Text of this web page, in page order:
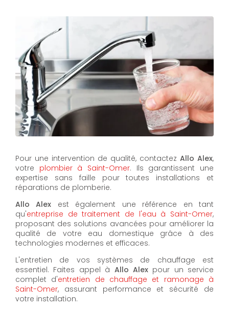
Pour une intervention de qualité, contactez Allo Alex,
votre plombier à Saint-Omer. Ils garantissent une
expertise sans faille pour toutes installations et
réparations de plomberie.
Allo Alex est également une référence en tant
qu'entreprise de traitement de l'eau à Saint-Omer,
proposant des solutions avancées pour améliorer la
qualité de votre eau domestique grâce à des
technologies modernes et efficaces.
L'entretien de vos systèmes de chauffage est
essentiel. Faites appel à Allo Alexpour un service
complet d'entretien de chauffage et ramonage à
Saint-Omer, assurant performance et sécurité de
votre installation.